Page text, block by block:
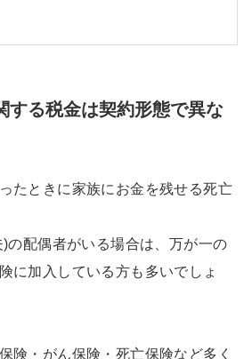
する税金は契約形態で異な
たときに家族にお金を残せる死亡
の配偶者がいる場合は、万が一の
に加入している方も多いでしょ
険・がん保険・死亡保険など多く